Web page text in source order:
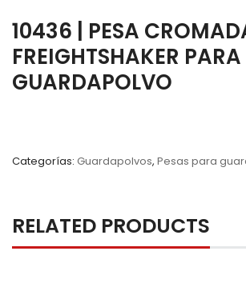
10436 | PESA
FREIGHTSHAKER
GUARDAPOLVO
Categorías: Guardapolvos, Pesas para
RELATED PRODUCTS